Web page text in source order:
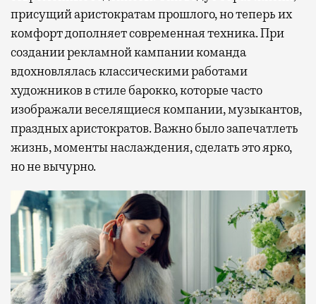
присущий аристократам прошлого, но теперь их
комфорт дополняет современная техника. При
создании рекламной кампании команда
вдохновлялась классическими работами
художников в стиле барокко, которые часто
изображали веселящиеся компании, музыкантов,
праздных аристократов. Важно было запечатлеть
жизнь, моменты наслаждения, сделать это ярко,
но не вычурно.